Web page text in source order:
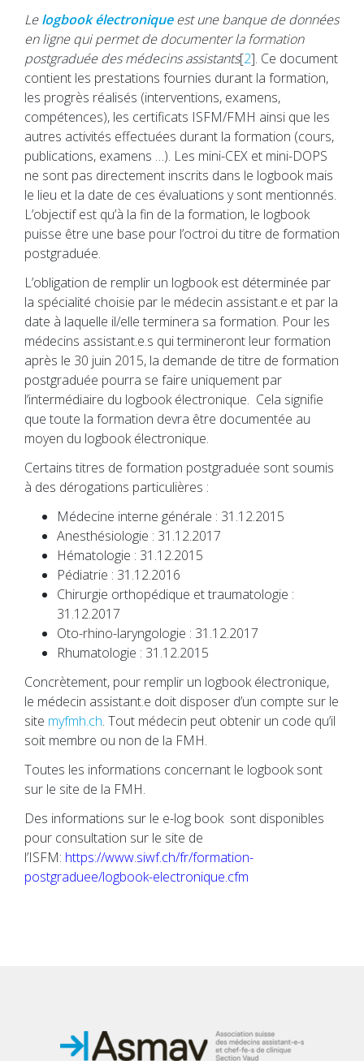
Lelogbook électroniqueest une banque de données
en ligne qui permet de documenter la formation
postgraduée des médecins assistants[2]. Ce document
contient les prestations fournies durant la formation,
les progrès réalisés (interventions, examens,
compétences), les certificats ISFM/FMH ainsi que les
autres activités effectuées durant la formation (cours,
publications, examens …). Les mini-CEX et mini-DOPS
ne sont pas directement inscrits dans le logbook mais
le lieu et la date de ces évaluations y sont mentionnés.
L’objectif est qu’à la fin de la formation, le logbook
puisse être une base pour l’octroi du titre de formation
postgraduée.
L’obligation de remplir un logbook est déterminée par
la spécialité choisie par le médecin assistant.e et par la
date à laquelle il/elle terminera sa formation. Pour les
médecins assistant.e.s qui termineront leur formation
après le 30 juin 2015, la demande de titre de formation
postgraduée pourra se faire uniquement par
l’intermédiaire du logbook électronique. Cela signifie
que toute la formation devra être documentée au
moyen du logbook électronique.
Certains titres de formation postgraduée sont soumis
à des dérogations particulières :
Médecine interne générale : 31.12.2015
Anesthésiologie : 31.12.2017
Hématologie : 31.12.2015
Pédiatrie : 31.12.2016
Chirurgie orthopédique et traumatologie :
31.12.2017
Oto-rhino-laryngologie : 31.12.2017
Rhumatologie : 31.12.2015
Concrètement, pour remplir un logbook électronique,
le médecin assistant.e doit disposer d’un compte sur le
site myfmh.ch. Tout médecin peut obtenir un code qu’il
soit membre ou non de la FMH.
Toutes les informations concernant le logbook sont
sur le site de la FMH.
Des informations sur le e-log book sont disponibles
pour consultation sur le site de
l’ISFM: https://www.siwf.ch/fr/formation-
postgraduee/logbook-electronique.cfm